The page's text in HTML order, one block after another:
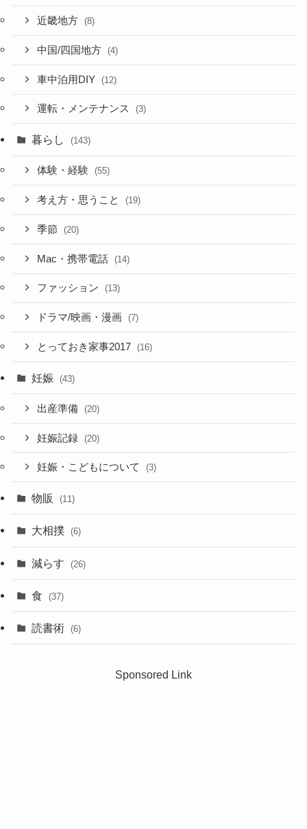
近畿地方 (8)
中国/四国地方 (4)
車中泊用DIY (12)
運転・メンテナンス (3)
暮らし (143)
体験・経験 (55)
考え方・思うこと (19)
季節 (20)
Mac・携帯電話 (14)
ファッション (13)
ドラマ/映画・漫画 (7)
とっておき家事2017 (16)
妊娠 (43)
出産準備 (20)
妊娠記録 (20)
妊娠・こどもについて (3)
物販 (11)
大相撲 (6)
減らす (26)
食 (37)
読書術 (6)
Sponsored Link